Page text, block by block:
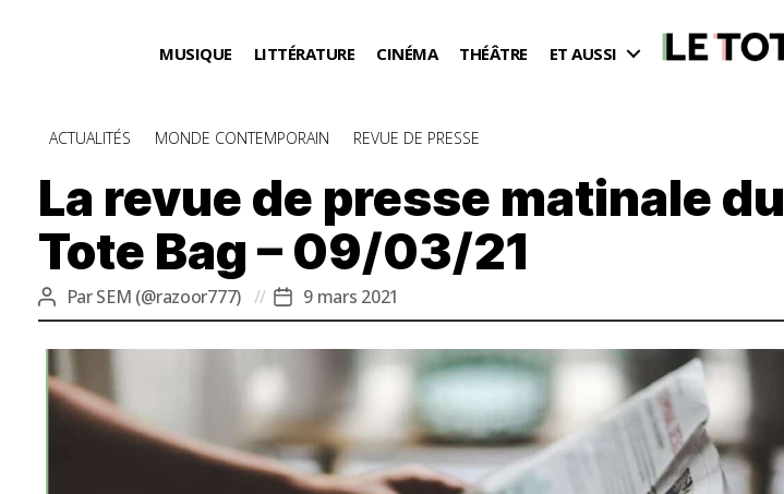
MUSIQUE LITTÉRATURE CINÉMA THÉÂTRE ET AUSSI
Catégories
ACTUALITÉS MONDE CONTEMPORAIN REVUE DE PRESSE
La revue de presse matinale du
Tote Bag – 09/03/21
Auteur
de
l’article
ParSEM (@razoor777)
Date
de
l’article
9 mars 2021